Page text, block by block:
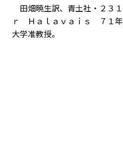
田畑暁生訳、青土社・２３
ｒ Ｈａｌａｖａｉｓ ７１年
大学准教授。